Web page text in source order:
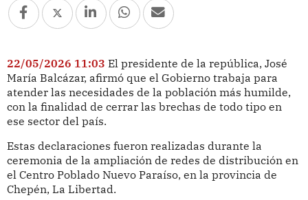
22/05/2026 11:03 El presidente de la república, José
María Balcázar, afirmó que el Gobierno trabaja para
atender las necesidades de la población más humilde,
con la finalidad de cerrar las brechas de todo tipo en
ese sector del país.
Estas declaraciones fueron realizadas durante la
ceremonia de la ampliación de redes de distribución en
el Centro Poblado Nuevo Paraíso, en la provincia de
Chepén, La Libertad.